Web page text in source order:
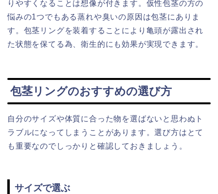
りやすくなることは想像が付きます。仮性包茎の方の
悩みの1つでもある蒸れや臭いの原因は包茎にありま
す。包茎リングを装着することにより亀頭が露出され
た状態を保てる為、衛生的にも効果が実現できます。
包茎リングのおすすめの選び方
自分のサイズや体質に合った物を選ばないと思わぬト
ラブルになってしまうことがあります。選び方はとて
も重要なのでしっかりと確認しておきましょう。
サイズで選ぶ